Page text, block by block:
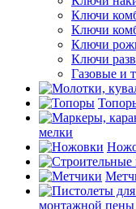
Ключи
Ключи
Ключи
Ключи
Газовые и
мелки
монтажной пены